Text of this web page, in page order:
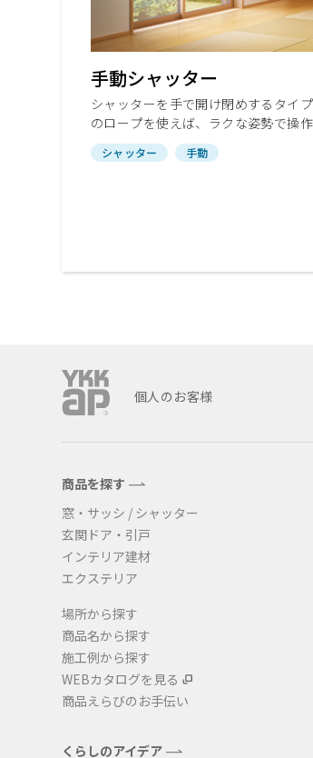
手動シャッター
シャッターを手で開け閉めするタイ
のロープを使えば、ラクな姿勢で操作
シャッター 手動
個人のお客様
商品を探す
窓・サッシ / シャッター
玄関ドア・引戸
インテリア建材
エクステリア
場所から探す
商品名から探す
施工例から探す
WEBカタログを見る
商品えらびのお手伝い
くらしのアイデア